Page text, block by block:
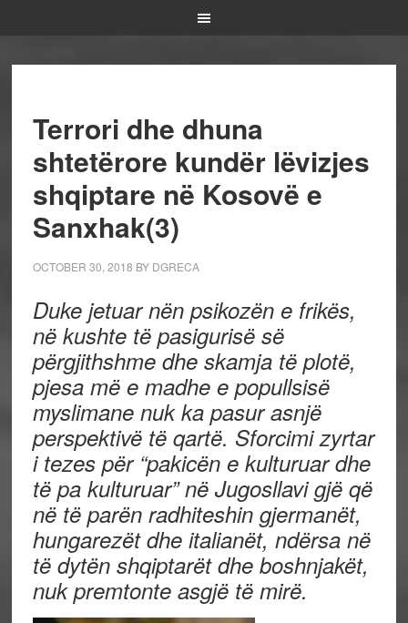
Terrori dhe dhuna
shtetërore kundër lëvizjes
shqiptare në Kosovë e
Sanxhak(3)
OCTOBER 30, 2018 BY DGRECA
Duke jetuar nën psikozën e frikës,
në kushte të pasigurisë së
përgjithshme dhe skamja të plotë,
pjesa më e madhe e popullsisë
myslimane nuk ka pasur asnjë
perspektivë të qartë. Sforcimi zyrtar
i tezes për “pakicën e kulturuar dhe
të pa kulturuar” në Jugosllavi gjë që
në të parën radhiteshin gjermanët,
hungarezët dhe italianët, ndërsa në
të dytën shqiptarët dhe boshnjakët,
nuk premtonte asgjë të mirë.